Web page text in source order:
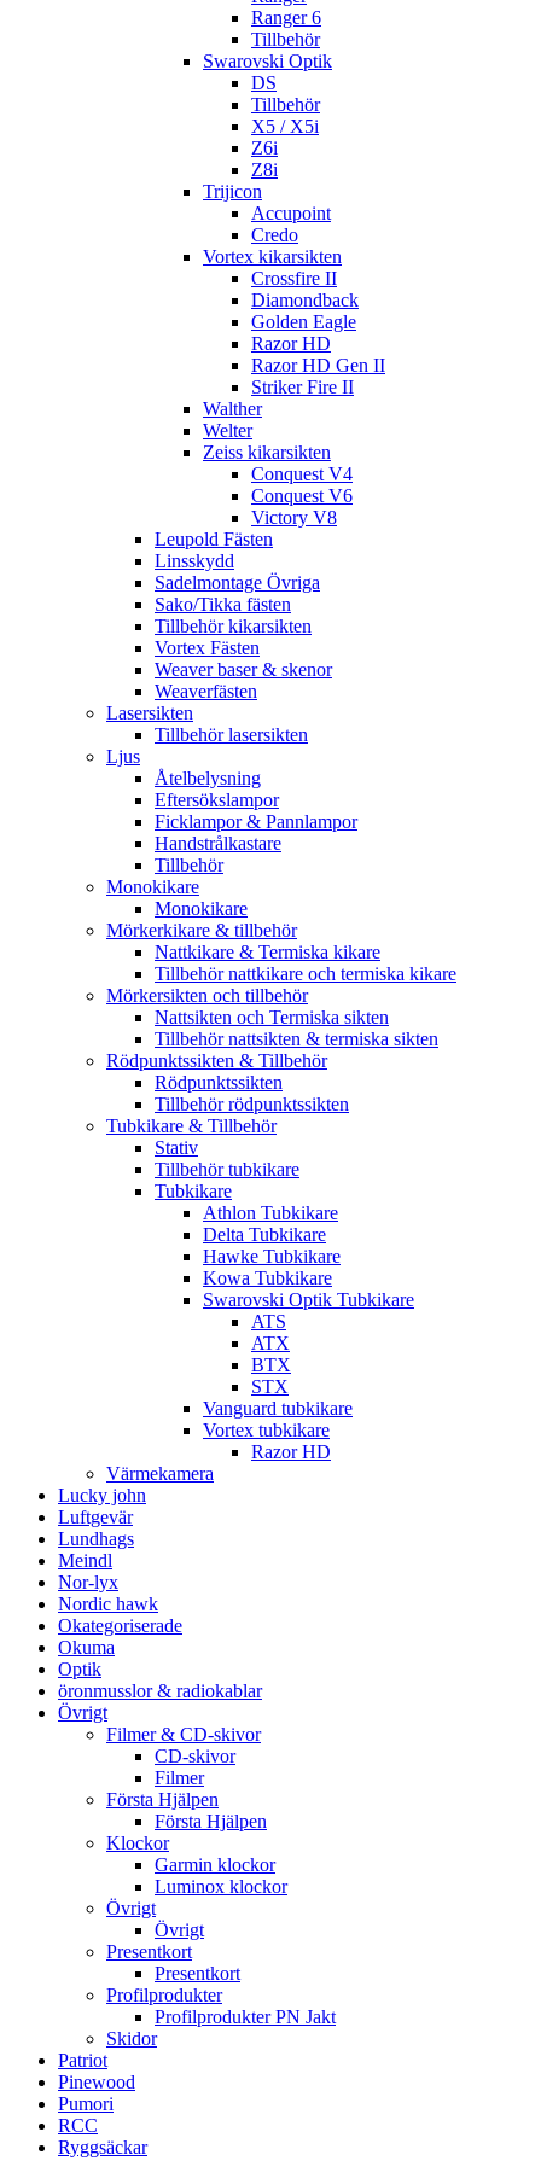
Ranger 6
Tillbehör
Swarovski Optik
DS
Tillbehör
X5 / X5i
Z6i
Z8i
Trijicon
Accupoint
Credo
Vortex kikarsikten
Crossfire II
Diamondback
Golden Eagle
Razor HD
Razor HD Gen II
Striker Fire II
Walther
Welter
Zeiss kikarsikten
Conquest V4
Conquest V6
Victory V8
Leupold Fästen
Linsskydd
Sadelmontage Övriga
Sako/Tikka fästen
Tillbehör kikarsikten
Vortex Fästen
Weaver baser & skenor
Weaverfästen
Lasersikten
Tillbehör lasersikten
Ljus
Åtelbelysning
Eftersökslampor
Ficklampor & Pannlampor
Handstrålkastare
Tillbehör
Monokikare
Monokikare
Mörkerkikare & tillbehör
Nattkikare & Termiska kikare
Tillbehör nattkikare och termiska kikare
Mörkersikten och tillbehör
Nattsikten och Termiska sikten
Tillbehör nattsikten & termiska sikten
Rödpunktssikten & Tillbehör
Rödpunktssikten
Tillbehör rödpunktssikten
Tubkikare & Tillbehör
Stativ
Tillbehör tubkikare
Tubkikare
Athlon Tubkikare
Delta Tubkikare
Hawke Tubkikare
Kowa Tubkikare
Swarovski Optik Tubkikare
ATS
ATX
BTX
STX
Vanguard tubkikare
Vortex tubkikare
Razor HD
Värmekamera
Lucky john
Luftgevär
Lundhags
Meindl
Nor-lyx
Nordic hawk
Okategoriserade
Okuma
Optik
öronmusslor & radiokablar
Övrigt
Filmer & CD-skivor
CD-skivor
Filmer
Första Hjälpen
Första Hjälpen
Klockor
Garmin klockor
Luminox klockor
Övrigt
Övrigt
Presentkort
Presentkort
Profilprodukter
Profilprodukter PN Jakt
Skidor
Patriot
Pinewood
Pumori
RCC
Ryggsäckar